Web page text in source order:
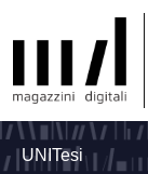
UNITesi